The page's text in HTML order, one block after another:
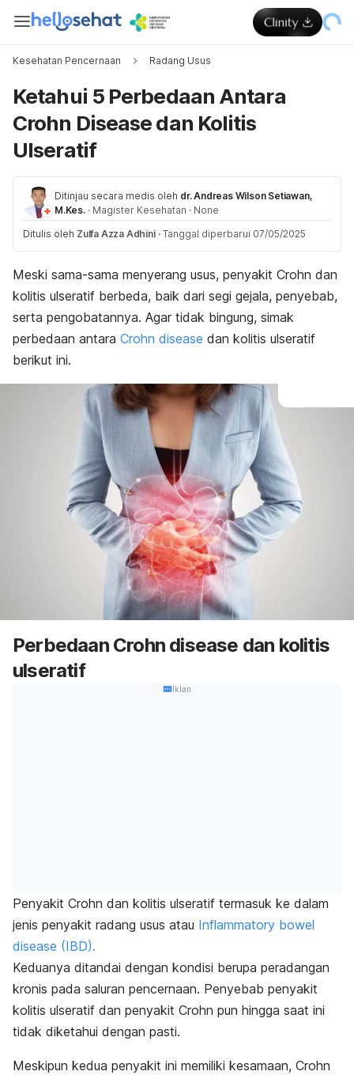
Kesehatan Pencernaan Radang Usus
Ketahui 5 Perbedaan Antara
Crohn Disease dan Kolitis
Ulseratif
Ditinjau secara medis oleh dr. Andreas Wilson Setiawan,
M.Kes. · Magister Kesehatan · None
Ditulis oleh Zulfa Azza Adhini · Tanggal diperbarui 07/05/2025
Meski sama-sama menyerang usus, penyakit Crohn dan
kolitis ulseratif berbeda, baik dari segi gejala, penyebab,
serta pengobatannya. Agar tidak bingung, simak
perbedaan antara Crohn disease dan kolitis ulseratif
berikut ini.
Perbedaan Crohn disease dan kolitis
ulseratif
Iklan
Penyakit Crohn dan kolitis ulseratif termasuk ke dalam
jenis penyakit radang usus atau Inflammatory bowel
disease (IBD).
Keduanya ditandai dengan kondisi berupa peradangan
kronis pada saluran pencernaan. Penyebab penyakit
kolitis ulseratif dan penyakit Crohn pun hingga saat ini
tidak diketahui dengan pasti.
Meskipun kedua penyakit ini memiliki kesamaan, Crohn